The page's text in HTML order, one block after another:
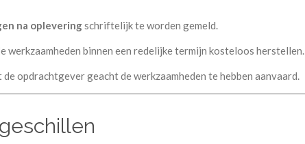
na opleveringschriftelijk te worden gemeld.
binnen een redelijke termijn kosteloos herstellen.
opdrachtgever geacht de werkzaamheden te hebben aanvaard.